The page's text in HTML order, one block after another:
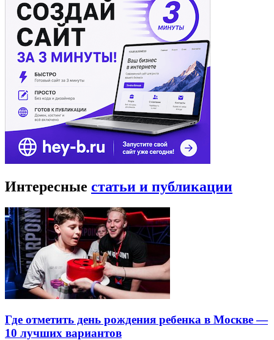
Интересные статьи и публикации
Где отметить день рождения ребенка в Москве —
10 лучших вариантов